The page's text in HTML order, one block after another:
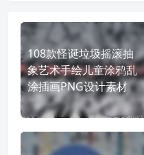
108款怪诞垃圾摇滚抽
象艺术手绘儿童涂鸦乱
涂插画PNG设计素材